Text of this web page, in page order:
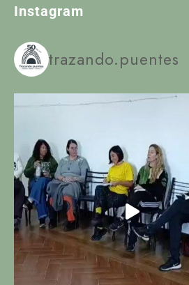
Instagram
trazando.puentes